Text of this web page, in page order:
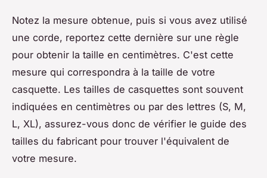
Notez la mesure obtenue, puis si vous avez utilisé
une corde, reportez cette dernière sur une règle
pour obtenir la taille en centimètres. C'est cette
mesure qui correspondra à la taille de votre
casquette. Les tailles de casquettes sont souvent
indiquées en centimètres ou par des lettres (S, M,
L, XL), assurez-vous donc de vérifier le guide des
tailles du fabricant pour trouver l'équivalent de
votre mesure.